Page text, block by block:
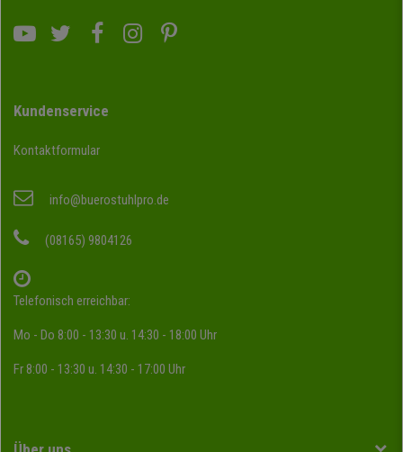
Kundenservice
Kontaktformular
info@buerostuhlpro.de
(08165) 9804126
Telefonisch erreichbar:
Mo - Do 8:00 - 13:30 u. 14:30 - 18:00 Uhr
Fr 8:00 - 13:30 u. 14:30 - 17:00 Uhr